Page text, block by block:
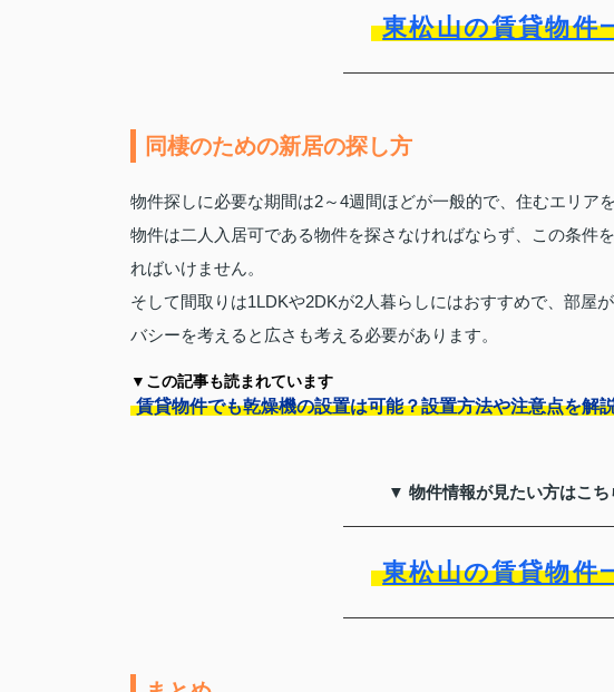
東松山の賃貸物件
同棲のための新居の探し方
物件探しに必要な期間は2～4週間ほどが一般的で、住むエリア
物件は二人入居可である物件を探さなければならず、この条件
ればいけません。
そして間取りは1LDKや2DKが2人暮らしにはおすすめで、部屋
バシーを考えると広さも考える必要があります。
▼この記事も読まれています
賃貸物件でも乾燥機の設置は可能？設置方法や注意点を解
▼ 物件情報が見たい方はこ
東松山の賃貸物件